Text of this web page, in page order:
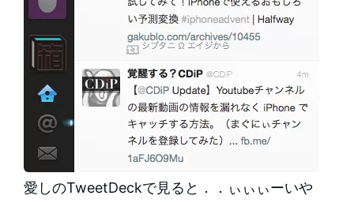
愛しのTweetDeckで見ると．．ぃぃぃーいや